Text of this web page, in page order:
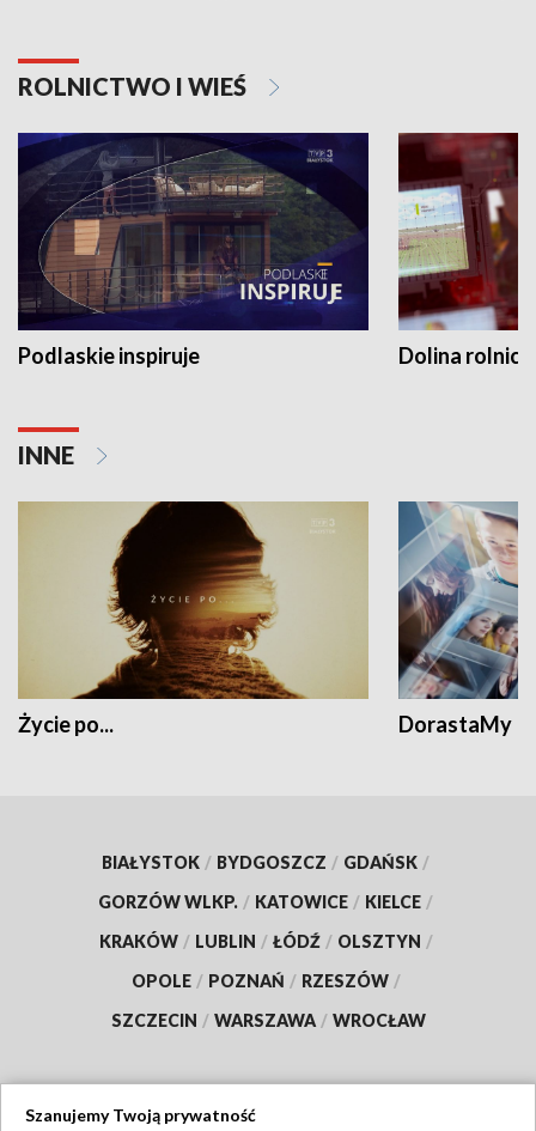
ROLNICTWO I WIEŚ
Podlaskie inspiruje Dolina
INNE
Życie po... DorastaMy
BIAŁYSTOK / BYDGOSZCZ / GDAŃSK /
GORZÓW WLKP. / KATOWICE / KIELCE /
KRAKÓW / LUBLIN / ŁÓDŹ / OLSZTYN /
OPOLE / POZNAŃ / RZESZÓW /
SZCZECIN / WARSZAWA / WROCŁAW
Szanujemy Twoją prywatność